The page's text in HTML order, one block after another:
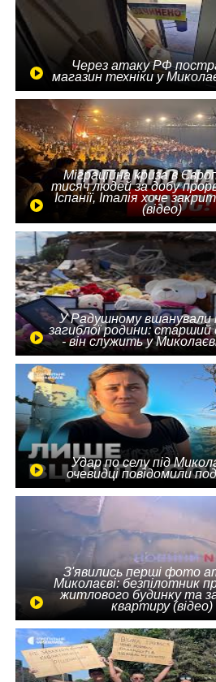
Через атаку РФ
магазин техніки у
Міграційна криза в
тисяч людей за добу
Іспанії, Італія хоче
(відео)
У Радушному вшанували
загиблої родини: старший
- він служить у
Удар по селу під
очевидці повідомили
З'явились перші фото
Миколаєві: безпілотник
житлового будинку та
квартиру (відео)